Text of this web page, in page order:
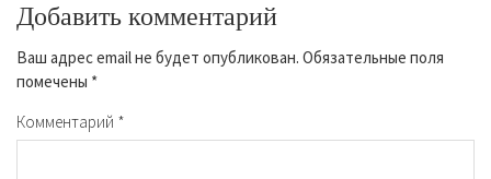
Добавить комментарий
Ваш адрес email не будет опубликован. Обязательные поля
помечены *
Комментарий *